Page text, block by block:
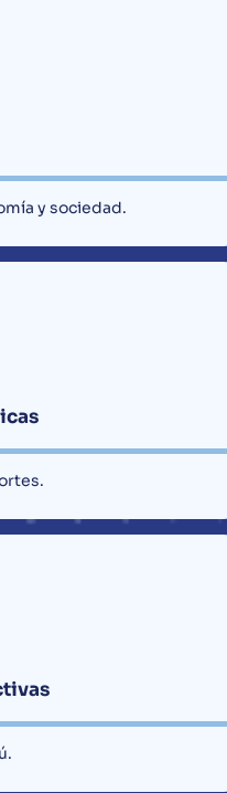
y sociedad.